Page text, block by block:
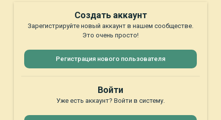
Создать аккаунт
Зарегистрируйте новый аккаунт в нашем сообществе.
Это очень просто!
Регистрация нового пользователя
Войти
Уже есть аккаунт? Войти в систему.